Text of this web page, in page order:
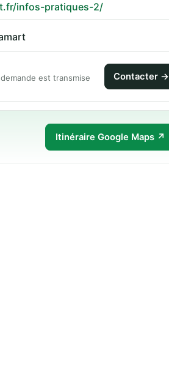
infos-pratiques-2/
est transmise
Contacter →
Itinéraire Google Maps ↗